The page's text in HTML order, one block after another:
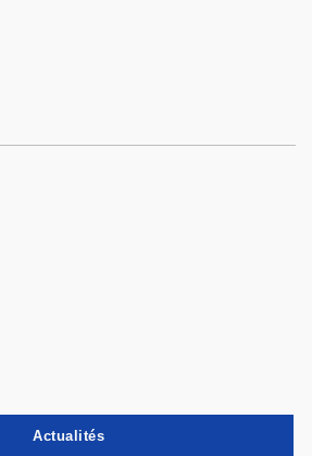
Actualités